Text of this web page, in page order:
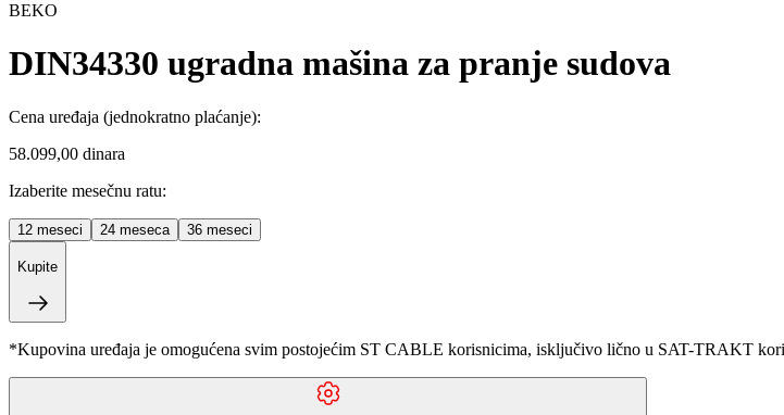
BEKO
DIN34330 ugradna mašina za pranje sudova
Cena uređaja (jednokratno plaćanje):
58.099,00 dinara
Izaberite mesečnu ratu:
12 meseci 24 meseca 36 meseci
Kupite
*Kupovina uređaja je omogućena svim postojećim ST CABLE korisnicima, isključivo lično u SAT-TRAKT